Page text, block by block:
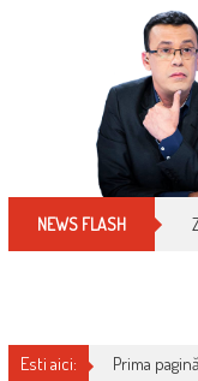
NEWS FLASH
Esti aici: Prima